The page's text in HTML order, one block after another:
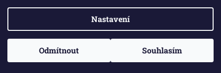
Nastavení
Odmítnout Souhlasím
Vytvořil ShoptetCopyright 2026Zahrada Kaproun. Všechna práva